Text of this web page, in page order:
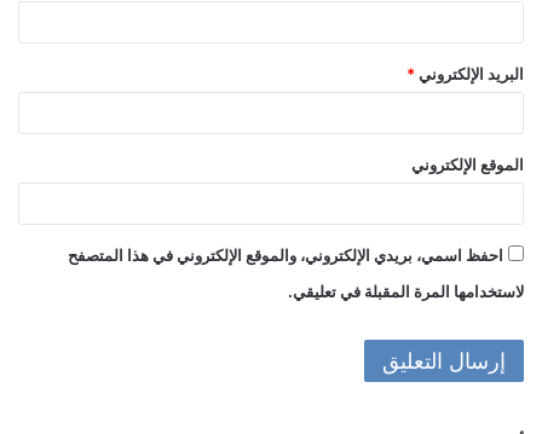
البريد الإلكتروني *
الموقع الإلكتروني
احفظ اسمي، بريدي الإلكتروني، والموقع الإلكتروني في هذا المتصفح
لاستخدامها المرة المقبلة في تعليقي.